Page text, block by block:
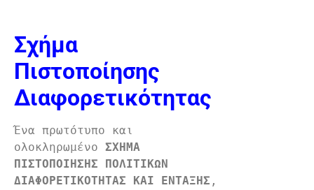
Σχήμα
Πιστοποίησης
Διαφορετικότητας
Ένα πρωτότυπο και
ολοκληρωμένο ΣΧΗΜΑ
ΠΙΣΤΟΠΟΙΗΣΗΣ ΠΟΛΙΤΙΚΩΝ
ΔΙΑΦΟΡΕΤΙΚΟΤΗΤΑΣ ΚΑΙ ΕΝΤΑΞΗΣ ,